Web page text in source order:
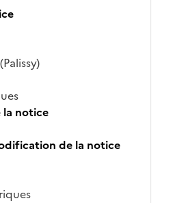
la notice
de la notice